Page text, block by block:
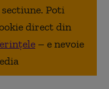
Poti
direct din
– e nevoie